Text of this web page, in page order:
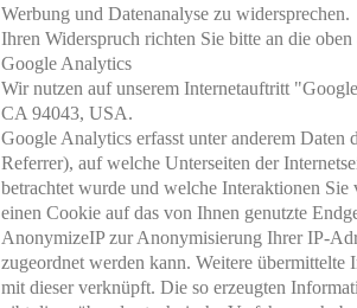
Werbung und Datenanalyse zu widersprechen.
Ihren Widerspruch richten Sie bitte an die
Google Analytics
Wir nutzen auf unserem Internetauftritt
CA 94043, USA.
Google Analytics erfasst unter anderem Daten
Referrer), auf welche Unterseiten der
betrachtet wurde und welche Interaktionen
einen Cookie auf das von Ihnen genutzte
AnonymizeIP zur Anonymisierung Ihrer IP-
zugeordnet werden kann. Weitere
mit dieser verknüpft. Die so erzeugten